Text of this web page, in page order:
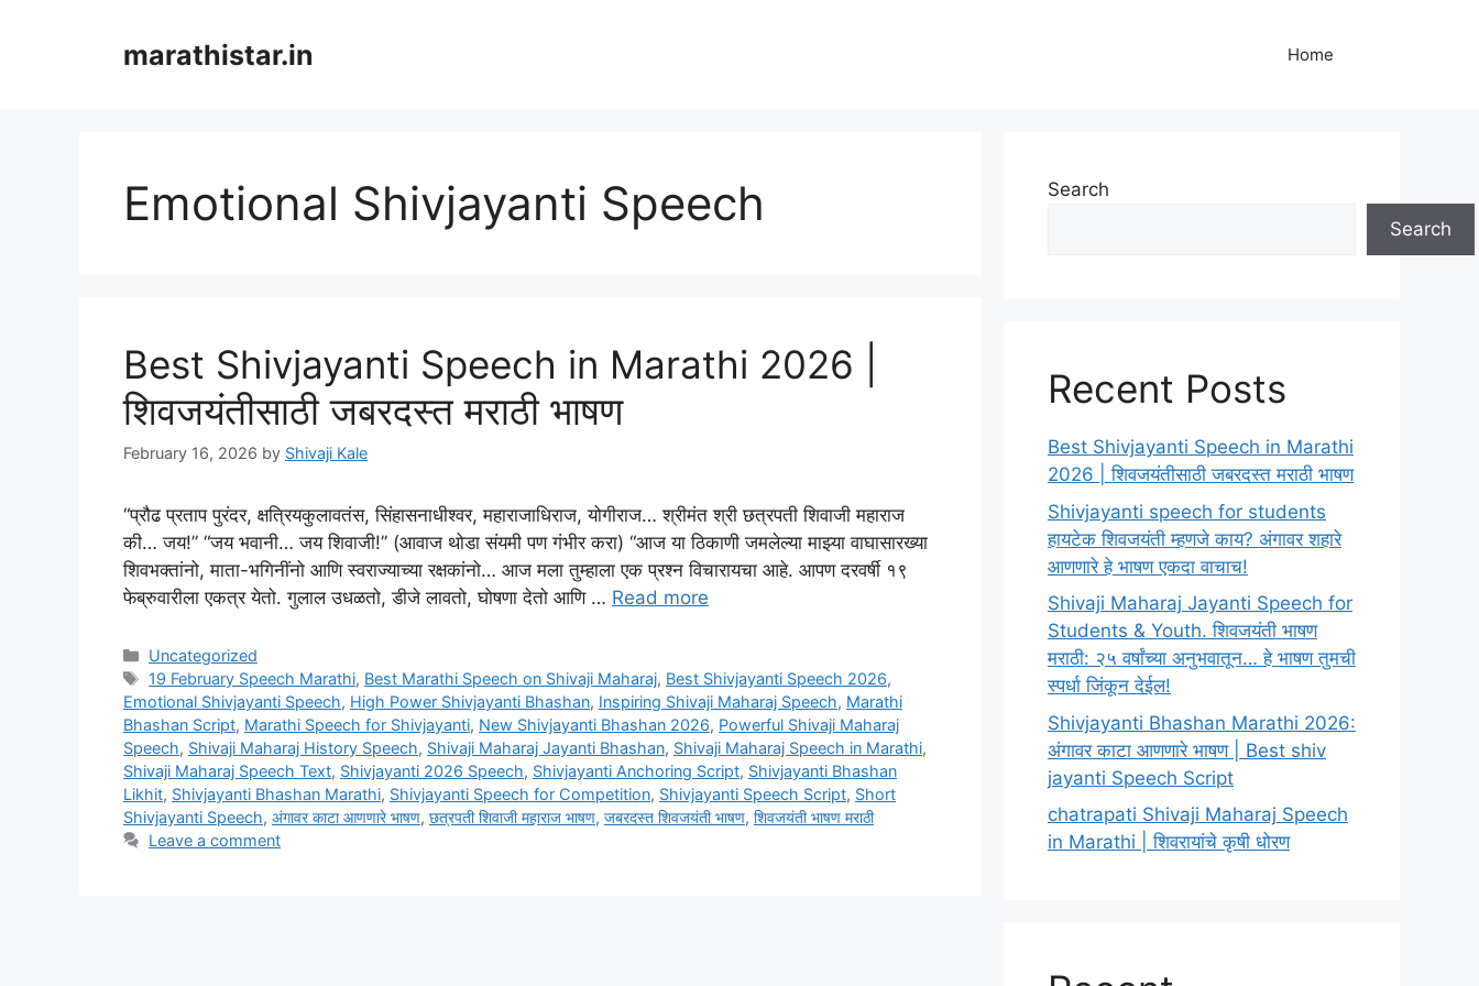
marathistar.in Home
Emotional Shivjayanti Speech
Best Shivjayanti Speech in Marathi 2026 |
शिवजयंतीसाठी जबरदस्त मराठी भाषण
February 16, 2026 by Shivaji Kale
“प्रौढ प्रताप पुरंदर, क्षत्रियकुलावतंस, सिंहासनाधीश्वर, महाराजाधिराज, योगीराज… श्रीमंत श्री छत्रपती शिवाजी महाराज
की… जय!” “जय भवानी… जय शिवाजी!” (आवाज थोडा संयमी पण गंभीर करा) “आज या ठिकाणी जमलेल्या माझ्या वाघासारख्या
शिवभक्तांनो, माता-भगिनींनो आणि स्वराज्याच्या रक्षकांनो… आज मला तुम्हाला एक प्रश्न विचारायचा आहे. आपण दरवर्षी १९
फेब्रुवारीला एकत्र येतो. गुलाल उधळतो, डीजे लावतो, घोषणा देतो आणि … Read more
Categories
Uncategorized
Tags
19 February Speech Marathi, Best Marathi Speech on Shivaji Maharaj, Best Shivjayanti Speech 2026,
Emotional Shivjayanti Speech, High Power Shivjayanti Bhashan, Inspiring Shivaji Maharaj Speech, Marathi
Bhashan Script, Marathi Speech for Shivjayanti, New Shivjayanti Bhashan 2026, Powerful Shivaji Maharaj
Speech, Shivaji Maharaj History Speech, Shivaji Maharaj Jayanti Bhashan, Shivaji Maharaj Speech in Marathi,
Shivaji Maharaj Speech Text, Shivjayanti 2026 Speech, Shivjayanti Anchoring Script, Shivjayanti Bhashan
Likhit, Shivjayanti Bhashan Marathi, Shivjayanti Speech for Competition, Shivjayanti Speech Script, Short
Shivjayanti Speech, अंगावर काटा आणणारे भाषण, छत्रपती शिवाजी महाराज भाषण, जबरदस्त शिवजयंती भाषण, शिवजयंती भाषण मराठी
Leave a comment
Search
Search
Recent Posts
Best Shivjayanti Speech in Marathi
2026 | शिवजयंतीसाठी जबरदस्त मराठी भाषण
Shivjayanti speech for students
हायटेक शिवजयंती म्हणजे काय? अंगावर शहारे
आणणारे हे भाषण एकदा वाचाच!
Shivaji Maharaj Jayanti Speech for
Students & Youth. शिवजयंती भाषण
मराठी: २५ वर्षांच्या अनुभवातून… हे भाषण तुमची
स्पर्धा जिंकून देईल!
Shivjayanti Bhashan Marathi 2026:
अंगावर काटा आणणारे भाषण | Best shiv
jayanti Speech Script
chatrapati Shivaji Maharaj Speech
in Marathi | शिवरायांचे कृषी धोरण